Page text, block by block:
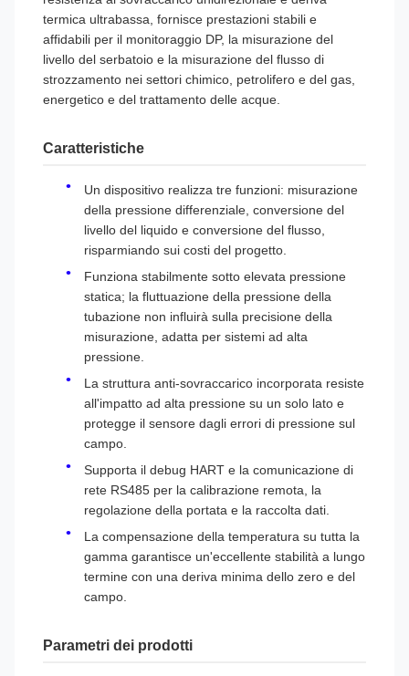
termica ultrabassa, fornisce prestazioni stabili e
affidabili per il monitoraggio DP, la misurazione del
livello del serbatoio e la misurazione del flusso di
strozzamento nei settori chimico, petrolifero e del gas,
energetico e del trattamento delle acque.
Caratteristiche
Un dispositivo realizza tre funzioni: misurazione
della pressione differenziale, conversione del
livello del liquido e conversione del flusso,
risparmiando sui costi del progetto.
Funziona stabilmente sotto elevata pressione
statica; la fluttuazione della pressione della
tubazione non influirà sulla precisione della
misurazione, adatta per sistemi ad alta
pressione.
La struttura anti-sovraccarico incorporata resiste
all'impatto ad alta pressione su un solo lato e
protegge il sensore dagli errori di pressione sul
campo.
Supporta il debug HART e la comunicazione di
rete RS485 per la calibrazione remota, la
regolazione della portata e la raccolta dati.
La compensazione della temperatura su tutta la
gamma garantisce un'eccellente stabilità a lungo
termine con una deriva minima dello zero e del
campo.
Parametri dei prodotti